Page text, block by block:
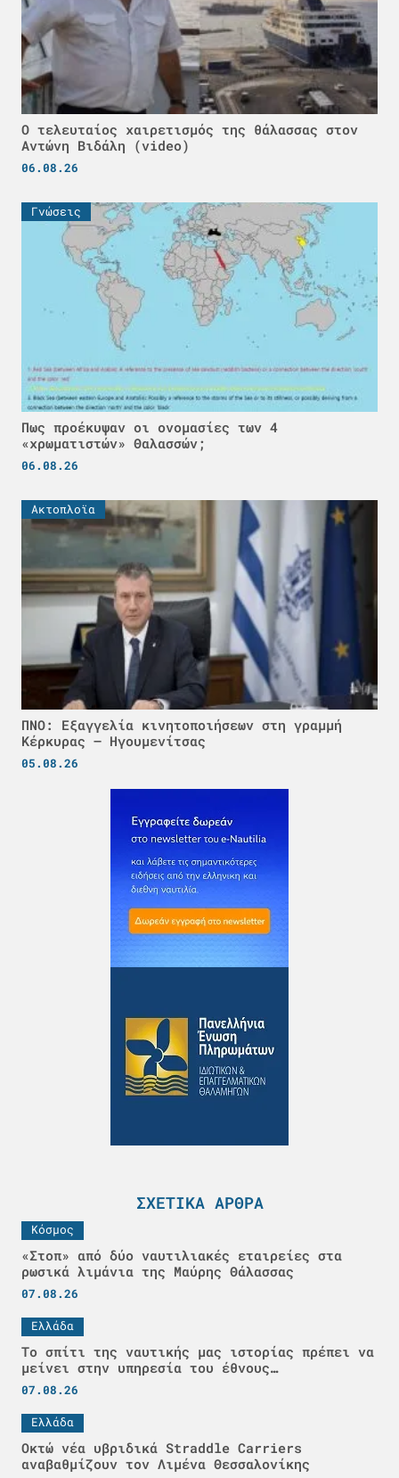
Ο τελευταίος χαιρετισμός της θάλασσας στον
Αντώνη Βιδάλη (video)
06.08.26
Γνώσεις
Πως προέκυψαν οι ονομασίες των 4
«χρωματιστών» Θαλασσών;
06.08.26
Ακτοπλοϊα
ΠΝΟ: Εξαγγελία κινητοποιήσεων στη γραμμή
Κέρκυρας – Ηγουμενίτσας
05.08.26
ΣΧΕΤΙΚΆ ΆΡΘΡΑ
Κόσμος
«Στοπ» από δύο ναυτιλιακές εταιρείες στα
ρωσικά λιμάνια της Μαύρης Θάλασσας
07.08.26
Ελλάδα
Το σπίτι της ναυτικής μας ιστορίας πρέπει να
μείνει στην υπηρεσία του έθνους…
07.08.26
Ελλάδα
Οκτώ νέα υβριδικά Straddle Carriers
αναβαθμίζουν τον Λιμένα Θεσσαλονίκης